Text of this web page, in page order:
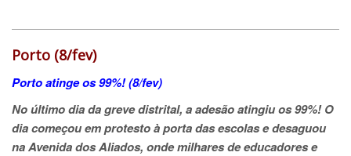
Porto (8/fev)
Porto atinge os 99%! (8/fev)
No último dia da greve distrital, a adesão atingiu os 99%! O
dia começou em protesto à porta das escolas e desaguou
na Avenida dos Aliados, onde milhares de educadores e